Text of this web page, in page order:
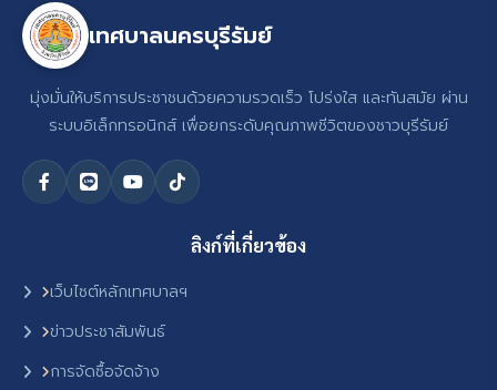
เทศบาลนครบุรีรัมย์
มุ่งมั่นให้บริการประชาชนด้วยความรวดเร็ว โปร่งใส และทันสมัย ผ่าน
ระบบอิเล็กทรอนิกส์ เพื่อยกระดับคุณภาพชีวิตของชาวบุรีรัมย์
ลิงก์ที่เกี่ยวข้อง
เว็บไซต์หลักเทศบาลฯ
ข่าวประชาสัมพันธ์
การจัดซื้อจัดจ้าง